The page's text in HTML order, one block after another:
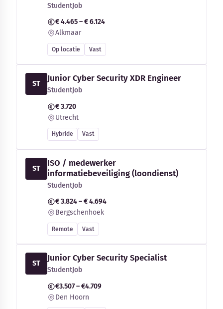
StudentJob
€ 4.465 – € 6.124
Alkmaar
Op locatie Vast
ST
Junior Cyber Security XDR Engineer
StudentJob
€ 3.720
Utrecht
Hybride Vast
ST
ISO / medewerker
informatiebeveiliging (loondienst)
StudentJob
€ 3.824 – € 4.694
Bergschenhoek
Remote Vast
ST
Junior Cyber Security Specialist
StudentJob
€3.507 – €4.709
Den Hoorn